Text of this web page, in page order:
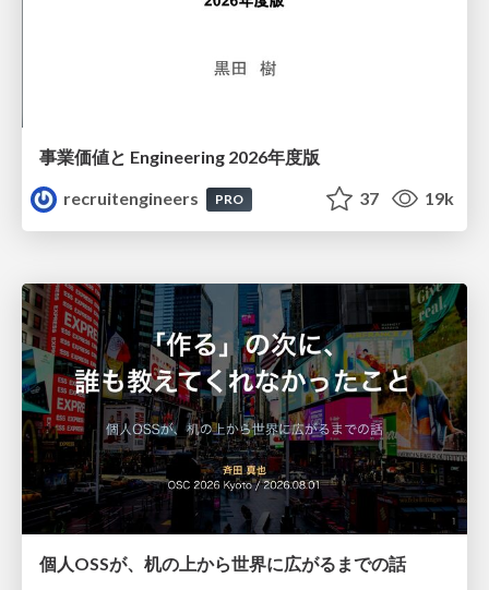
事業価値と Engineering 2026年度版
recruitengineers
PRO 37 19k
個人OSSが、机の上から世界に広がるまでの話